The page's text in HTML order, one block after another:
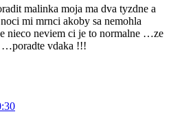
malinka moja ma dva tyzdne a
mi mrnci akoby sa nemohla
nieco neviem ci je to normalne …ze
…poradte vdaka !!!